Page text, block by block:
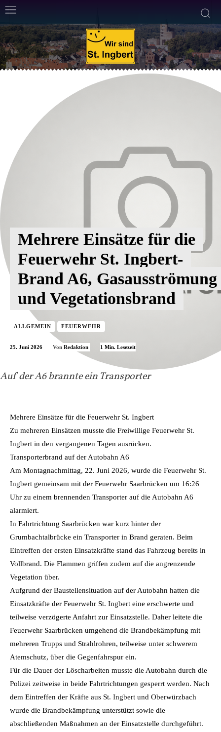
Auf der A6 brannte ein Transporter
Mehrere Einsätze für die
Feuerwehr St. Ingbert-
Brand A6, Gasausströmung
und Vegetationsbrand
ALLGEMEIN FEUERWEHR
25. Juni 2026 Von Redaktion 1 Min. Lesezeit
Mehrere Einsätze für die Feuerwehr St. Ingbert
Zu mehreren Einsätzen musste die Freiwillige Feuerwehr St.
Ingbert in den vergangenen Tagen ausrücken.
Transporterbrand auf der Autobahn A6
Am Montagnachmittag, 22. Juni 2026, wurde die Feuerwehr St.
Ingbert gemeinsam mit der Feuerwehr Saarbrücken um 16:26
Uhr zu einem brennenden Transporter auf die Autobahn A6
alarmiert.
In Fahrtrichtung Saarbrücken war kurz hinter der
Grumbachtalbrücke ein Transporter in Brand geraten. Beim
Eintreffen der ersten Einsatzkräfte stand das Fahrzeug bereits in
Vollbrand. Die Flammen griffen zudem auf die angrenzende
Vegetation über.
Aufgrund der Baustellensituation auf der Autobahn hatten die
Einsatzkräfte der Feuerwehr St. Ingbert eine erschwerte und
teilweise verzögerte Anfahrt zur Einsatzstelle. Daher leitete die
Feuerwehr Saarbrücken umgehend die Brandbekämpfung mit
mehreren Trupps und Strahlrohren, teilweise unter schwerem
Atemschutz, über die Gegenfahrspur ein.
Für die Dauer der Löscharbeiten musste die Autobahn durch die
Polizei zeitweise in beide Fahrtrichtungen gesperrt werden. Nach
dem Eintreffen der Kräfte aus St. Ingbert und Oberwürzbach
wurde die Brandbekämpfung unterstützt sowie die
abschließenden Maßnahmen an der Einsatzstelle durchgeführt.